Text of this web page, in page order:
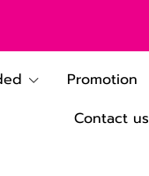
Promotion
Contact us